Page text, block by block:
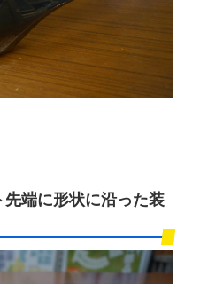
端に形状に沿った装